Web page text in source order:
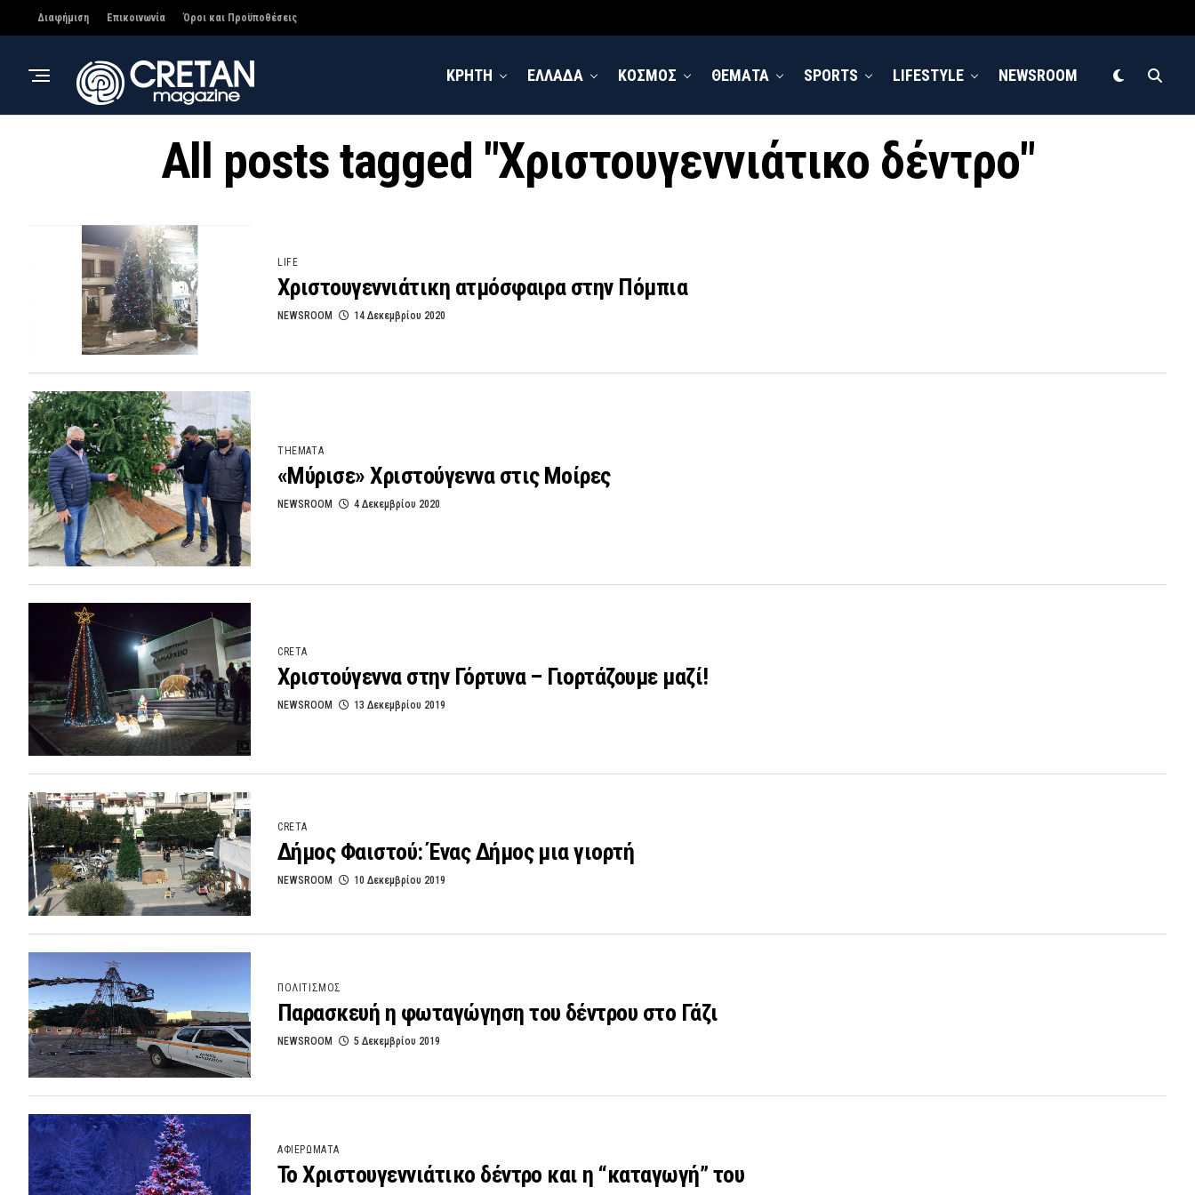
Διαφήμιση Επικοινωνία Όροι και Προϋποθέσεις
ΚΡΗΤΗ ΕΛΛΑΔΑ ΚΟΣΜΟΣ ΘΕΜΑΤΑ SPORTS LIFESTYLE NEWSROOM
All posts tagged "Χριστουγεννιάτικο δέντρο"
LIFE
Χριστουγεννιάτικη ατμόσφαιρα στην Πόμπια
NEWSROOM 14 Δεκεμβρίου 2020
THEMATA
«Μύρισε» Χριστούγεννα στις Μοίρες
NEWSROOM 4 Δεκεμβρίου 2020
CRETA
Χριστούγεννα στην Γόρτυνα – Γιορτάζουμε μαζί!
NEWSROOM 13 Δεκεμβρίου 2019
CRETA
Δήμος Φαιστού: Ένας Δήμος μια γιορτή
NEWSROOM 10 Δεκεμβρίου 2019
ΠΟΛΙΤΙΣΜΟΣ
Παρασκευή η φωταγώγηση του δέντρου στο Γάζι
NEWSROOM 5 Δεκεμβρίου 2019
ΑΦΙΕΡΩΜΑΤΑ
Το Χριστουγεννιάτικο δέντρο και η “καταγωγή” του